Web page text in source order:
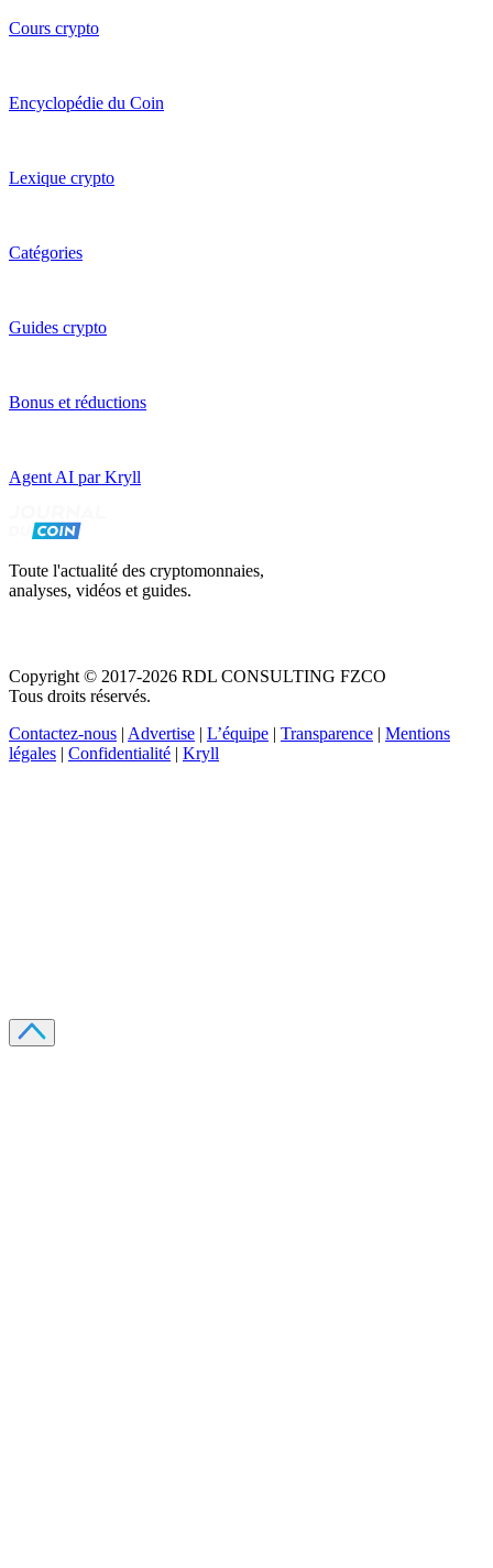
Cours crypto
Encyclopédie du Coin
Lexique crypto
Catégories
Guides crypto
Bonus et réductions
Agent AI par Kryll
Toute l'actualité des cryptomonnaies,
analyses, vidéos et guides.
Copyright © 2017-2026 RDL CONSULTING FZCO
Tous droits réservés.
Contactez-nous | Advertise | L’équipe | Transparence | Mentions
légales | Confidentialité | Kryll